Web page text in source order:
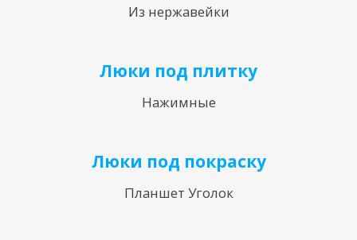
Из нержавейки
Люки под плитку
Нажимные
Люки под покраску
Планшет Уголок